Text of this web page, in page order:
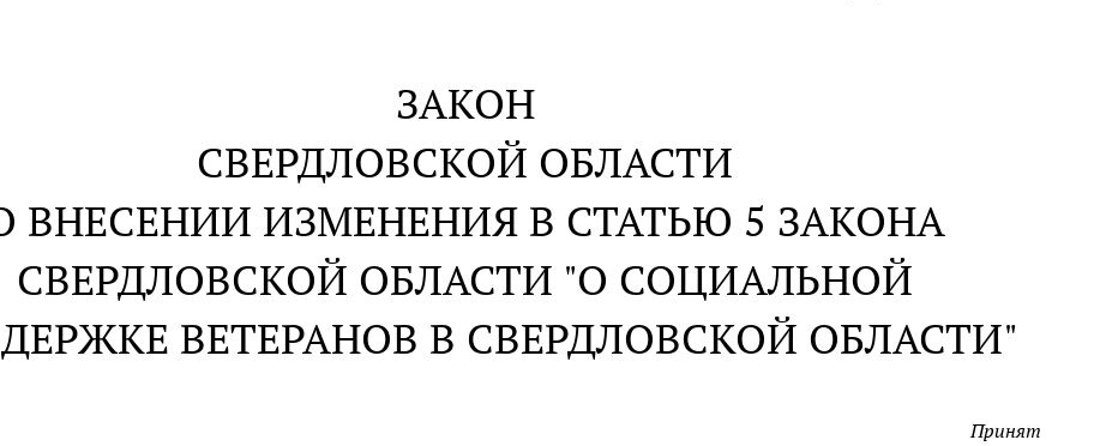
ЗАКОН
СВЕРДЛОВСКОЙ ОБЛАСТИ
ВНЕСЕНИИ ИЗМЕНЕНИЯ В СТАТЬЮ 5 ЗАКОНА
СВЕРДЛОВСКОЙ ОБЛАСТИ "О СОЦИАЛЬНОЙ
ВЕТЕРАНОВ В СВЕРДЛОВСКОЙ ОБЛАСТИ"
Принят